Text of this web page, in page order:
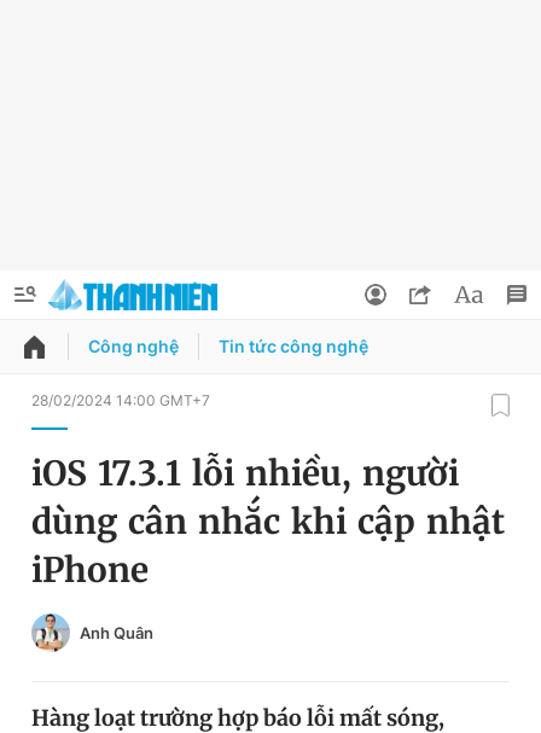
QUẢNG CÁO ĐẶT BÁO
Chuyên mục
Chuyên mục khác
Chào ngày mới
Tin 360
Đổi mật khẩu
Tin đã lưu
Công nghệ Tin tức công nghệ
28/02/2024 14:00 GMT+7
iOS 17.3.1 lỗi nhiều, người
dùng cân nhắc khi cập nhật
iPhone
Anh Quân
Hàng loạt trường hợp báo lỗi mất sóng,